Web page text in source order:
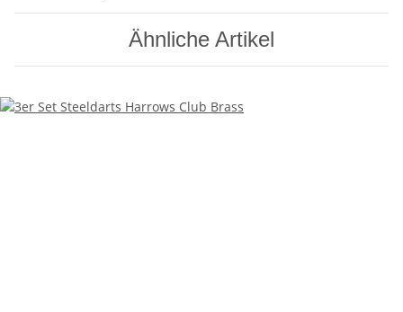
Ähnliche Artikel